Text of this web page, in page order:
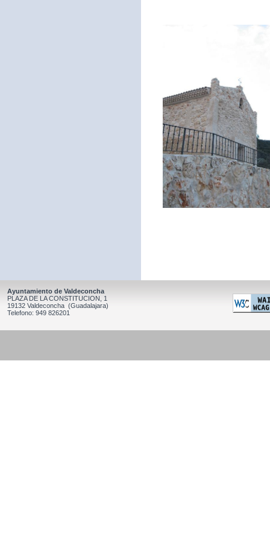
Ayuntamiento de Valdeconcha
PLAZA DE LA CONSTITUCION, 1
19132 Valdeconcha (Guadalajara)
Telefono: 949 826201